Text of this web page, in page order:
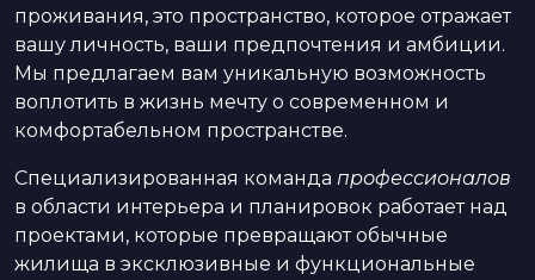
проживания, это пространство, которое отражает
вашу личность, ваши предпочтения и амбиции.
Мы предлагаем вам уникальную возможность
воплотить в жизнь мечту о современном и
комфортабельном пространстве.
Специализированная команда профессионалов
в области интерьера и планировок работает над
проектами, которые превращают обычные
жилища в эксклюзивные и функциональные